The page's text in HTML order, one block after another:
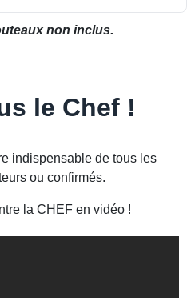
non inclus.
le Chef !
indispensable de tous les
ou confirmés.
la CHEF en vidéo !